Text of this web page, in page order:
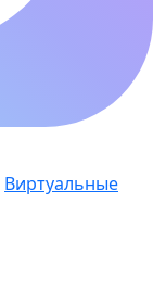
Виртуальные